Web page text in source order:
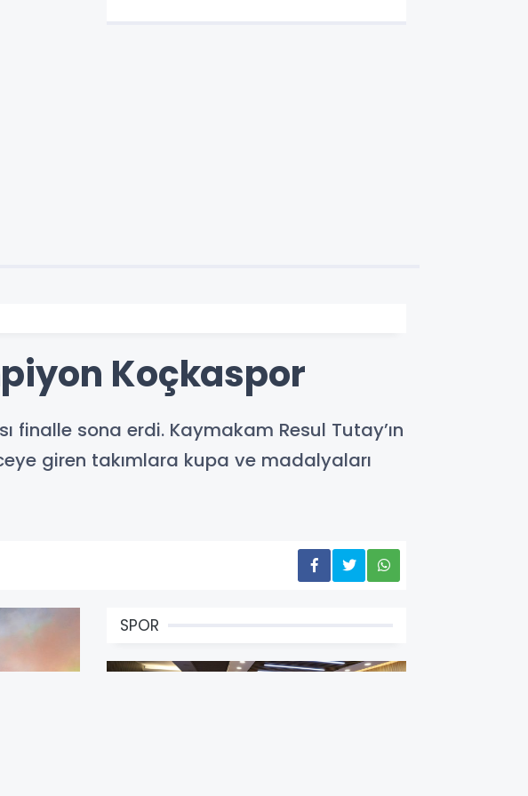
Koçkaspor
finalle sona erdi. Kaymakam Resul Tutay’ın
giren takımlara kupa ve madalyaları
SPOR